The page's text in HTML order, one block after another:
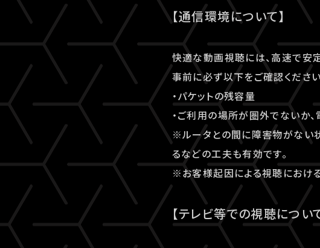
【通信環境について】
快適な動画視聴には、高速で安
事前に必ず以下をご確認ください
・パケットの残容量
・ご利用の場所が圏外でないか
※ルータとの間に障害物がない
るなどの工夫も有効です。
※お客様起因による視聴におけ
【テレビ等での視聴につい